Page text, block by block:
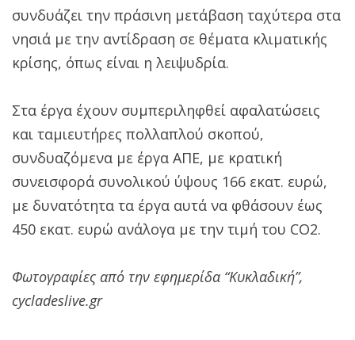
συνδυάζει την πράσινη μετάβαση ταχύτερα στα
νησιά με την αντίδραση σε θέματα κλιματικής
κρίσης, όπως είναι η λειψυδρία.
Στα έργα έχουν συμπεριληφθεί αφαλατώσεις
και ταμιευτήρες πολλαπλού σκοπού,
συνδυαζόμενα με έργα ΑΠΕ, με κρατική
συνεισφορά συνολικού ύψους 166 εκατ. ευρώ,
με δυνατότητα τα έργα αυτά να φθάσουν έως
450 εκατ. ευρώ ανάλογα με την τιμή του CO2.
Φωτογραφίες από την εφημερίδα “Κυκλαδική”,
cycladeslive.gr